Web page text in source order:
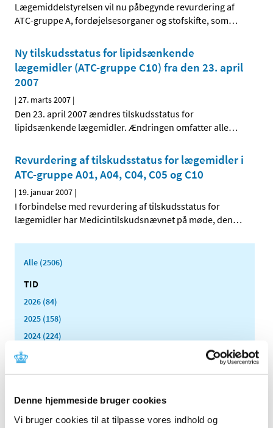
Denne hjemmeside bruger cookies
Vi bruger cookies til at tilpasse vores indhold og
Lægemiddelstyrelsen vil nu påbegynde revurdering af
ATC-gruppe A, fordøjelsesorganer og stofskifte, som…
Ny tilskudsstatus for lipidsænkende
lægemidler (ATC-gruppe C10) fra den 23. april
2007
|27. marts 2007 |
Den 23. april 2007 ændres tilskudsstatus for
lipidsænkende lægemidler. Ændringen omfatter alle…
Revurdering af tilskudsstatus for lægemidler i
ATC-gruppe A01, A04, C04, C05 og C10
| 19. januar 2007 |
I forbindelse med revurdering af tilskudsstatus for
lægemidler har Medicintilskudsnævnet på møde, den…
Alle (2506)
TID
2026 (84)
2025 (158)
2024 (224)
2023 (195)
2020 (263)
2019 (159)